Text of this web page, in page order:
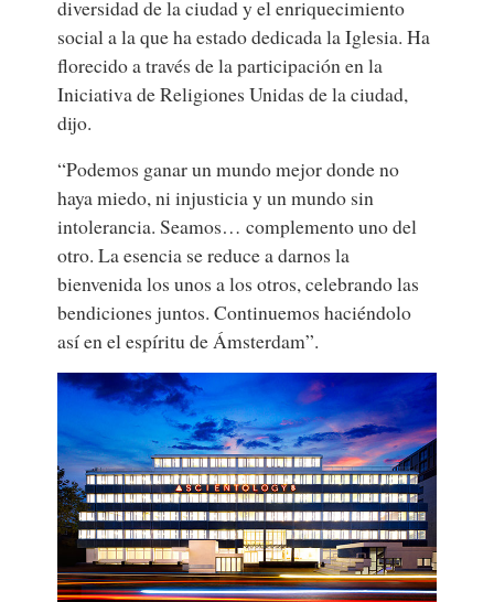
diversidad de la ciudad y el enriquecimiento
social a la que ha estado dedicada la Iglesia. Ha
florecido a través de la participación en la
Iniciativa de Religiones Unidas de la ciudad,
dijo.
“Podemos ganar un mundo mejor donde no
haya miedo, ni injusticia y un mundo sin
intolerancia. Seamos… complemento uno del
otro. La esencia se reduce a darnos la
bienvenida los unos a los otros, celebrando las
bendiciones juntos. Continuemos haciéndolo
así en el espíritu de Ámsterdam”.